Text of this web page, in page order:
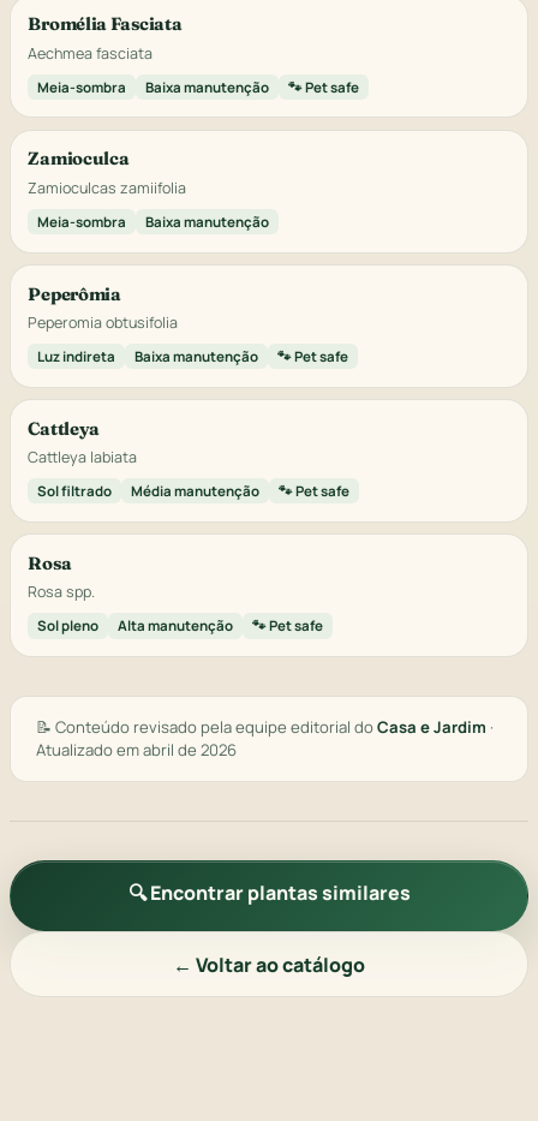
Bromélia Fasciata
Aechmea fasciata
Meia-sombra Baixa manutenção 🐾 Pet safe
Zamioculca
Zamioculcas zamiifolia
Meia-sombra Baixa manutenção
Peperômia
Peperomia obtusifolia
Luz indireta Baixa manutenção 🐾 Pet safe
Cattleya
Cattleya labiata
Sol filtrado Média manutenção 🐾 Pet safe
Rosa
Rosa spp.
Sol pleno Alta manutenção 🐾 Pet safe
📝 Conteúdo revisado pela equipe editorial doCasa e Jardim ·
Atualizado em abril de 2026
🔍 Encontrar plantas similares
← Voltar ao catálogo